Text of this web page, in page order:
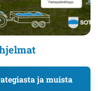
ja muista